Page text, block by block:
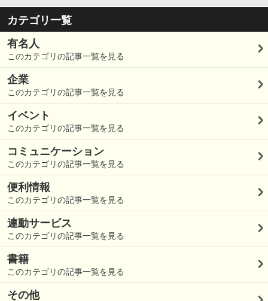
カテゴリ一覧
有名人
このカテゴリの記事一覧を見る
企業
このカテゴリの記事一覧を見る
イベント
このカテゴリの記事一覧を見る
コミュニケーション
このカテゴリの記事一覧を見る
便利情報
このカテゴリの記事一覧を見る
連動サービス
このカテゴリの記事一覧を見る
書籍
このカテゴリの記事一覧を見る
その他